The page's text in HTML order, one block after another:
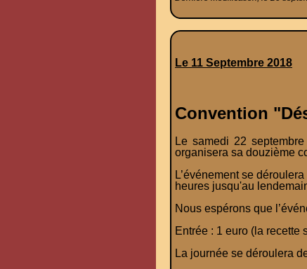
Le 11 Septembre 2018
Convention
Le samedi 22
organisera sa douzième
L’événement se
heures jusqu'au
Nous espérons que
Entrée : 1 euro (la
La journée se déroulera